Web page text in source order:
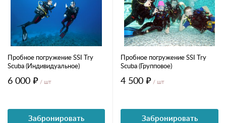
Пробное погружение SSI Try
Scuba (Индивидуальное)
6 000 ₽ / шт
Забронировать
Пробное погружение SSI Try
Scuba (Групповое)
4 500 ₽ / шт
Забронировать